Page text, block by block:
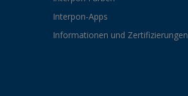
Interpon-Apps
Informationen und Zertifizierungen